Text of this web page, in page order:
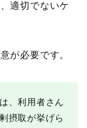
適切でないケ
が必要です。
、利用者さん
摂取が挙げら